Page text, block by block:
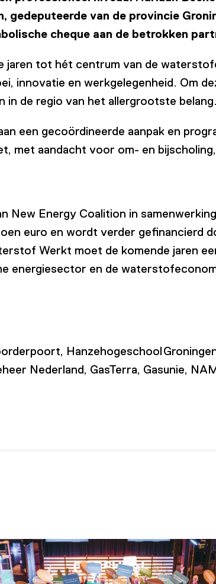
gedeputeerde van de provincie
cheque aan de betrokken
jaren tot hét centrum van de
innovatie en werkgelegenheid. Om
in de regio van het allergrootste belang.
een gecoördineerde aanpak en
met aandacht voor om- en
New Energy Coalition in
euro en wordt verder gefinancierd
Werkt moet de komende jaren
energiesector en de
Hanzehogeschool
Nederland, GasTerra, Gasunie,